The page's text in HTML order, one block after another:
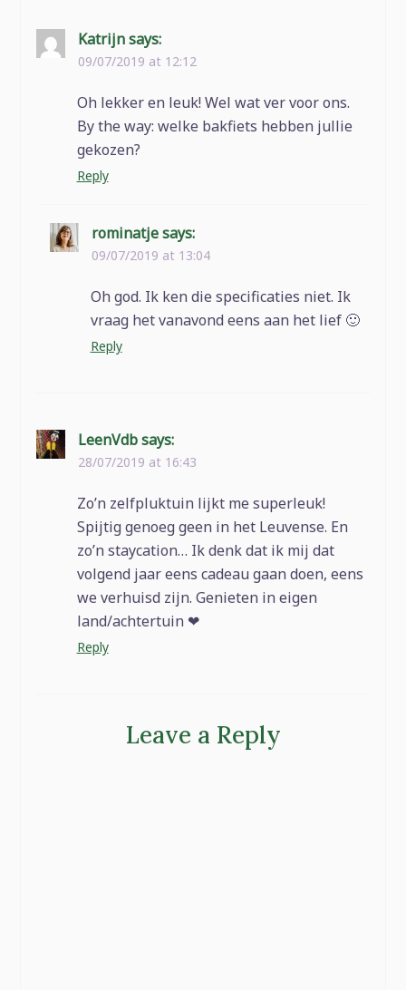
Katrijn says:
09/07/2019 at 12:12
Oh lekker en leuk! Wel wat ver voor ons.
By the way: welke bakfiets hebben jullie
gekozen?
Reply
rominatje says:
09/07/2019 at 13:04
Oh god. Ik ken die specificaties niet. Ik
vraag het vanavond eens aan het lief 🙂
Reply
LeenVdb says:
28/07/2019 at 16:43
Zo’n zelfpluktuin lijkt me superleuk!
Spijtig genoeg geen in het Leuvense. En
zo’n staycation… Ik denk dat ik mij dat
volgend jaar eens cadeau gaan doen, eens
we verhuisd zijn. Genieten in eigen
land/achtertuin ❤
Reply
Leave a Reply